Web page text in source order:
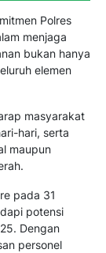
Polres
menjaga
bukan hanya
elemen
masyarakat
hari, serta
maupun
pada 31
potensi
Dengan
personel